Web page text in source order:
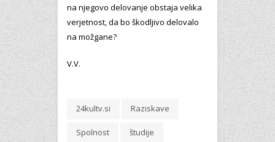
na njegovo delovanje obstaja velika
verjetnost, da bo škodljivo delovalo
na možgane?
V.V.
24kultv.si Raziskave
Spolnost študije